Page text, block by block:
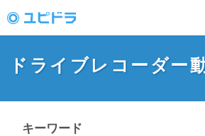
動画投稿サイト「ユ
ピドラ」
ドライブレコーダー
キーワード